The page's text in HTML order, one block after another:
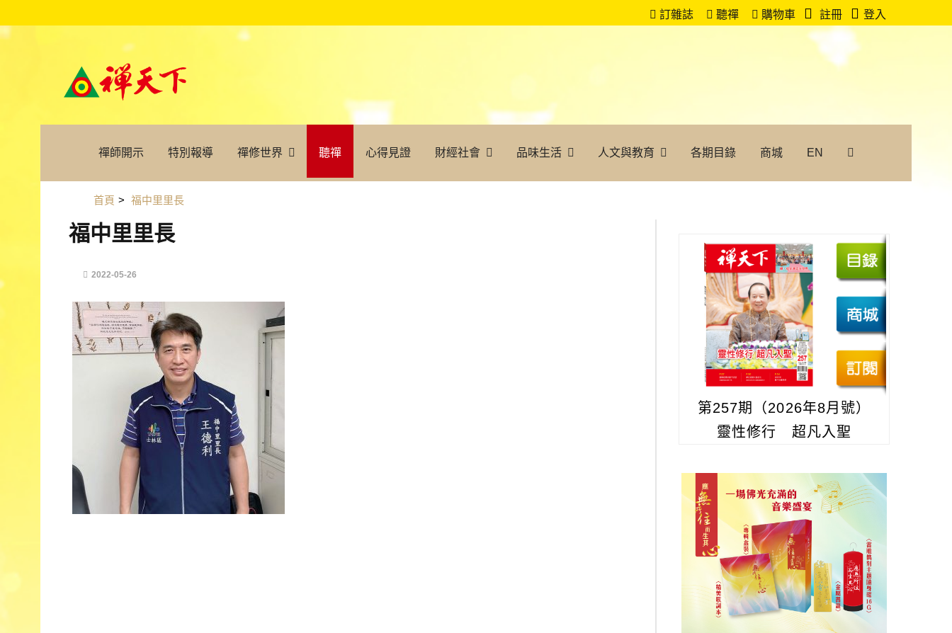
訂雜誌 聽禪 購物車 註冊 登入
禪師開示 特別報導 禪修世界 聽禪 心得見證 財經社會 品味生活 人文與教育 各期目錄 商城 EN
首頁 > 福中里里長
福中里里長
2022-05-26
第257期（2026年8月號）
靈性修行 超凡入聖